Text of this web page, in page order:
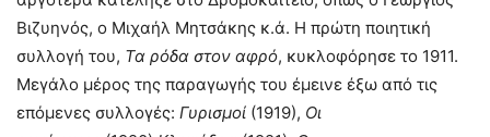
Βιζυηνός, ο Μιχαήλ Μητσάκης κ.ά. Η πρώτη ποιητική
συλλογή του, Τα ρόδα στον αφρό, κυκλοφόρησε το 1911.
Μεγάλο μέρος της παραγωγής του έμεινε έξω από τις
επόμενες συλλογές: Γυρισμοί (1919), Οι